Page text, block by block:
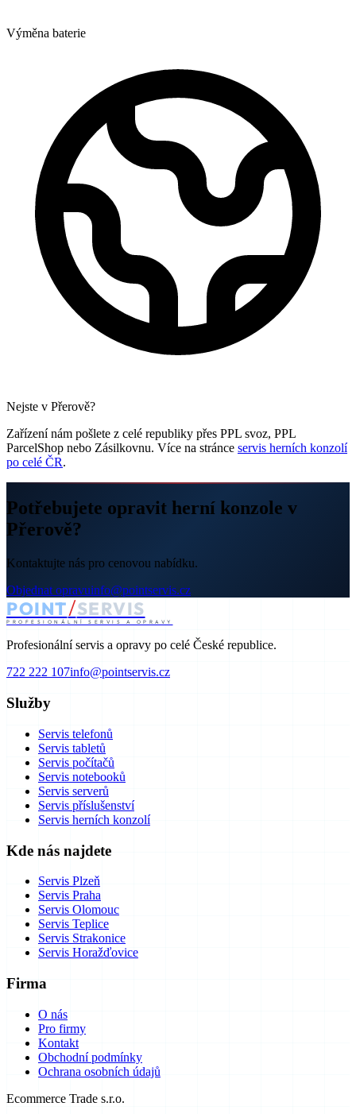
Výměna baterie
Nejste v Přerově?
Zařízení nám pošlete z celé republiky přes PPL svoz, PPL
ParcelShop nebo Zásilkovnu. Více na stránce servis herních konzolí
po celé ČR.
Potřebujete opravit herní konzole v
Přerově?
Kontaktujte nás pro cenovou nabídku.
Objednat opravuinfo@pointservis.cz
POINT/SERVIS
PROFESIONÁLNÍ SERVIS A OPRAVY
Profesionální servis a opravy po celé České republice.
722 222 107info@pointservis.cz
Služby
Servis telefonů
Servis tabletů
Servis počítačů
Servis notebooků
Servis serverů
Servis příslušenství
Servis herních konzolí
Kde nás najdete
Servis Plzeň
Servis Praha
Servis Olomouc
Servis Teplice
Servis Strakonice
Servis Horažďovice
Firma
O nás
Pro firmy
Kontakt
Obchodní podmínky
Ochrana osobních údajů
Ecommerce Trade s.r.o.